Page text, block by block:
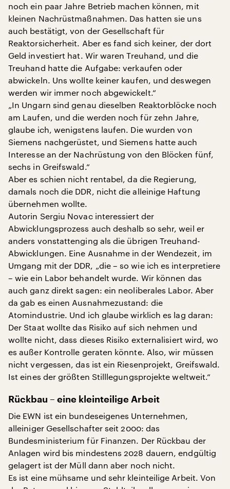
noch ein paar Jahre Betrieb machen können, mit
kleinen Nachrüstmaßnahmen. Das hatten sie uns
auch bestätigt, von der Gesellschaft für
Reaktorsicherheit. Aber es fand sich keiner, der dort
Geld investiert hat. Wir waren Treuhand, und die
Treuhand hatte die Aufgabe: verkaufen oder
abwickeln. Uns wollte keiner kaufen, und deswegen
werden wir immer noch abgewickelt.“
„In Ungarn sind genau dieselben Reaktorblöcke noch
am Laufen, und die werden noch für zehn Jahre,
glaube ich, wenigstens laufen. Die wurden von
Siemens nachgerüstet, und Siemens hatte auch
Interesse an der Nachrüstung von den Blöcken fünf,
sechs in Greifswald.“
Aber es schien nicht rentabel, da die Regierung,
damals noch die DDR, nicht die alleinige Haftung
übernehmen wollte.
Autorin Sergiu Novac interessiert der
Abwicklungsprozess auch deshalb so sehr, weil er
anders vonstattenging als die übrigen Treuhand-
Abwicklungen. Eine Ausnahme in der Wendezeit, im
Umgang mit der DDR, „die – so wie ich es interpretiere
– wie ein Labor behandelt wurde. Wir können das
auch ganz direkt sagen: ein neoliberales Labor. Aber
da gab es einen Ausnahmezustand: die
Atomindustrie. Und ich glaube wirklich es lag daran:
Der Staat wollte das Risiko auf sich nehmen und
wollte nicht, dass dieses Risiko externalisiert wird, wo
es außer Kontrolle geraten könnte. Also, wir müssen
nicht vergessen, das ist ein Riesenprojekt, Greifswald.
Ist eines der größten Stilllegungsprojekte weltweit.“
Rückbau – eine kleinteilige Arbeit
Die EWN ist ein bundeseigenes Unternehmen,
alleiniger Gesellschafter seit 2000: das
Bundesministerium für Finanzen. Der Rückbau der
Anlagen wird bis mindestens 2028 dauern, endgültig
gelagert ist der Müll dann aber noch nicht.
Es ist eine mühsame und sehr kleinteilige Arbeit. Von